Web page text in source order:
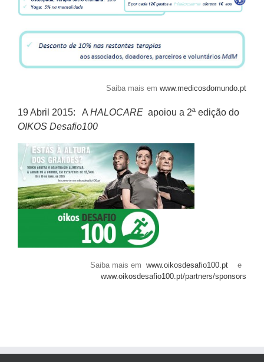
Saiba mais em www.medicosdomundo.pt
19 Abril 2015: A HALOCARE apoiou a 2ª edição do
OIKOS Desafio100
Saiba mais em www.oikosdesafio100.pt e
www.oikosdesafio100.pt/partners/sponsors